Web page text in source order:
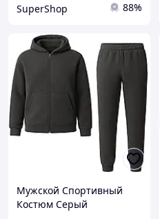
SuperShop 88%
Мужской Спортивный
Костюм Серый